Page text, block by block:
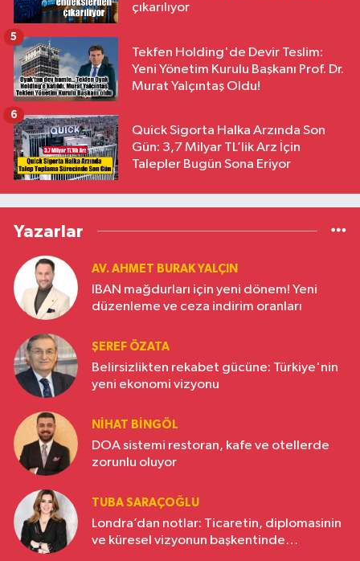
çıkarılıyor
Tekfen Holding'de Devir Teslim:
Yeni Yönetim Kurulu Başkanı Prof. Dr.
Murat Yalçıntaş Oldu!
5
Quick Sigorta Halka Arzında Son
Gün: 3,7 Milyar TL’lik Arz İçin
Talepler Bugün Sona Eriyor
6
Yazarlar
AV. AHMET BURAK YALÇIN
IBAN mağdurları için yeni dönem! Yeni
düzenleme ve ceza indirim oranları
ŞEREF ÖZATA
Belirsizlikten rekabet gücüne: Türkiye'nin
yeni ekonomi vizyonu
NIHAT BINGÖL
DOA sistemi restoran, kafe ve otellerde
zorunlu oluyor
TUBA SARAÇOĞLU
Londra’dan notlar: Ticaretin, diplomasinin
ve küresel vizyonun başkentinde